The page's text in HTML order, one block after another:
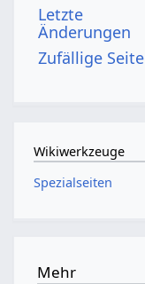
Letzte
Änderungen
Zufällige Seite
Wikiwerkzeuge
Spezialseiten
Mehr